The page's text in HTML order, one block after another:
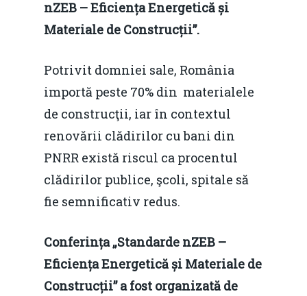
nZEB – Eficiența Energetică și
Materiale de Construcții”.
Potrivit domniei sale, România
importă peste 70% din materialele
de construcţii, iar în contextul
renovării clădirilor cu bani din
PNRR există riscul ca procentul
clădirilor publice, şcoli, spitale să
fie semnificativ redus.
Conferința „Standarde nZEB –
Eficiența Energetică și Materiale de
Construcții” a fost organizată de